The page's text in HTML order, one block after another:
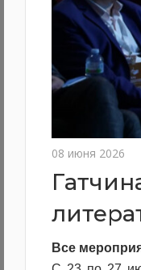
08 июня 2026
Все